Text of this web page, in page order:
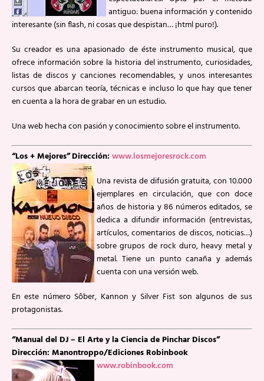
antiguo: buena información y contenido
interesante (sin flash, ni cosas que despistan… ¡html puro!).
Su creador es una apasionado de éste instrumento musical, que
ofrece información sobre la historia del instrumento, curiosidades,
listas de discos y canciones recomendables, y unos interesantes
cursos que abarcan teoría, técnicas e incluso lo que hay que tener
en cuenta a la hora de grabar en un estudio.
Una web hecha con pasión y conocimiento sobre el instrumento.
“Los + Mejores”Dirección:www.losmejoresrock.com
Una revista de difusión gratuita, con 10.000
ejemplares en circulación, que con doce
años de historia y 86 números editados, se
dedica a difundir información (entrevistas,
artículos, comentarios de discos, noticias…)
sobre grupos de rock duro, heavy metal y
metal. Tiene un punto canaña y además
cuenta con una versión web.
En este número Sôber, Kannon y Silver Fist son algunos de sus
protagonistas.
“Manual del DJ – El Arte y la Ciencia de Pinchar Discos”
Dirección: Manontroppo/Ediciones Robinbook
www.robinbook.com